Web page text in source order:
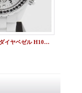
J12クロノ ブラックダイヤベゼル H1007 シャネルアフターダイヤ